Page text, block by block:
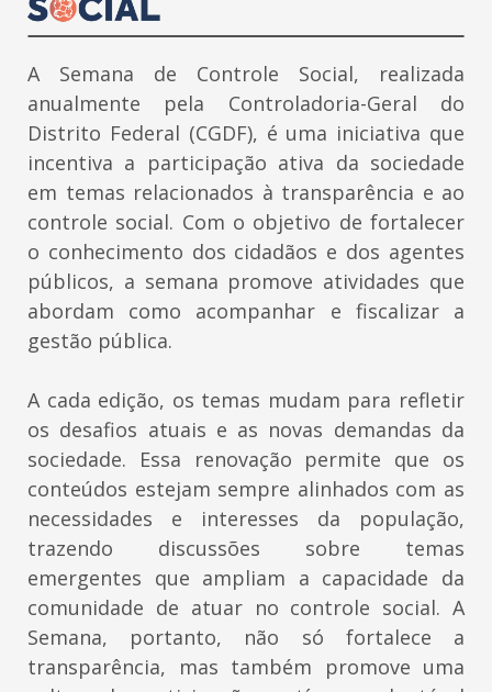
A Semana de Controle Social, realizada
anualmente pela Controladoria-Geral do
Distrito Federal (CGDF), é uma iniciativa que
incentiva a participação ativa da sociedade
em temas relacionados à transparência e ao
controle social. Com o objetivo de fortalecer
o conhecimento dos cidadãos e dos agentes
públicos, a semana promove atividades que
abordam como acompanhar e fiscalizar a
gestão pública.
A cada edição, os temas mudam para refletir
os desafios atuais e as novas demandas da
sociedade. Essa renovação permite que os
conteúdos estejam sempre alinhados com as
necessidades e interesses da população,
trazendo discussões sobre temas
emergentes que ampliam a capacidade da
comunidade de atuar no controle social. A
Semana, portanto, não só fortalece a
transparência, mas também promove uma